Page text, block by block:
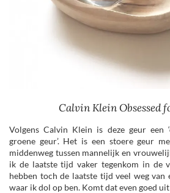
Calvin Klein Obsessed
Volgens Calvin Klein is deze geur een
groene geur’. Het is een stoere geur
middenweg tussen mannelijk en
ik de laatste tijd vaker tegenkom in de
hebben toch de laatste tijd veel weg van
waar ik dol op ben. Komt dat even goed